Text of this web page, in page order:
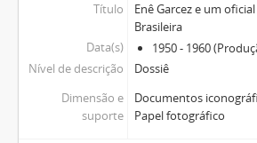
Título
Enê Garcez e um
Brasileira
Data(s)
1950 - 1960
Nível de descrição
Dossiê
Dimensão e
suporte
Documentos
Papel fotográfico